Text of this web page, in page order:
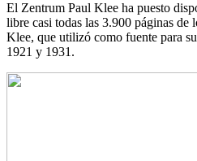
El Zentrum Paul Klee ha puesto
libre casi todas las 3.900 páginas de
Klee, que utilizó como fuente para
1921 y 1931.